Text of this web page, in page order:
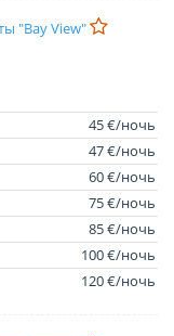
"Bay View"
45 €/ночь
47 €/ночь
60 €/ночь
75 €/ночь
85 €/ночь
100 €/ночь
120 €/ночь